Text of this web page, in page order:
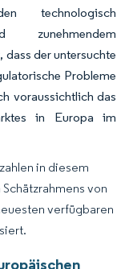
technologisch
zunehmendem
der untersuchte
Probleme
voraussichtlich das
in Europa im
in diesem
von
verfügbaren